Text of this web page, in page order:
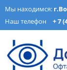
Skip
content
Мы находимся:
Наш телефон
+ 7